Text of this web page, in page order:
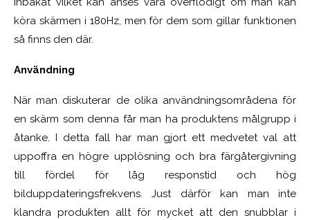
köra skärmen i 180Hz, men för dem som gillar funktionen
så finns den där.
Användning
När man diskuterar de olika användningsområdena för
en skärm som denna får man ha produktens målgrupp i
åtanke. I detta fall har man gjort ett medvetet val att
uppoffra en högre upplösning och bra färgåtergivning
till fördel för låg responstid och hög
bilduppdateringsfrekvens. Just därför kan man inte
klandra produkten allt för mycket att den snubblar i